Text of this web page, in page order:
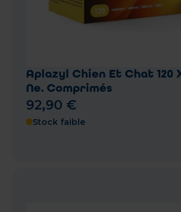
Aplazyl Chien Et Chat 120
Ne. Comprimés
92,90 €
Stock faible